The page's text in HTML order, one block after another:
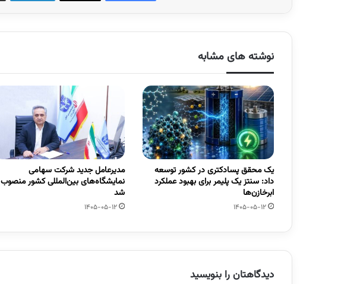
نوشته های مشابه
یک محقق پسادکتری در کشور توسعه
داد: سنتز یک پلیمر برای بهبود عملکرد
ابرخازن‌ها
1405-05-12
مدیرعامل جدید شرکت سهامی
نمایشگاه‌های بین‌المللی کشور منصوب
شد
1405-05-12
دیدگاهتان را بنویسید